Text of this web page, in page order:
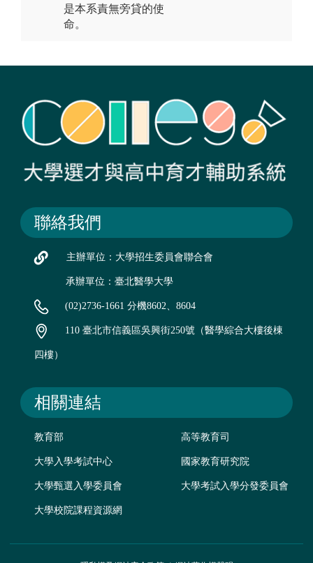
是本系責無旁貸的使
命。
聯絡我們
主辦單位：大學招生委員會聯合會
承辦單位：臺北醫學大學
(02)2736-1661 分機8602、8604
110 臺北市信義區吳興街250號（醫學綜合大樓後棟
四樓）
相關連結
教育部 高等教育司
大學入學考試中心 國家教育研究院
大學甄選入學委員會 大學考試入學分發委員會
大學校院課程資源網